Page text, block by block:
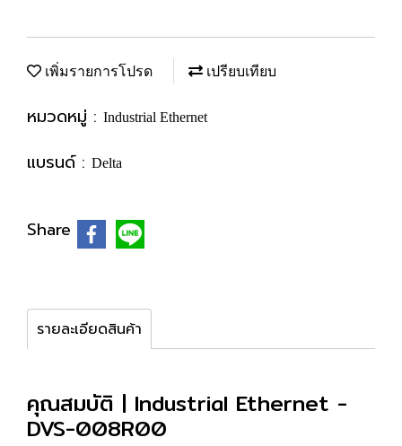
เพิ่มรายการโปรด เปรียบเทียบ
หมวดหมู่ : Industrial Ethernet
แบรนด์ : Delta
Share
รายละเอียดสินค้า
คุณสมบัติ | Industrial Ethernet -
DVS-008R00